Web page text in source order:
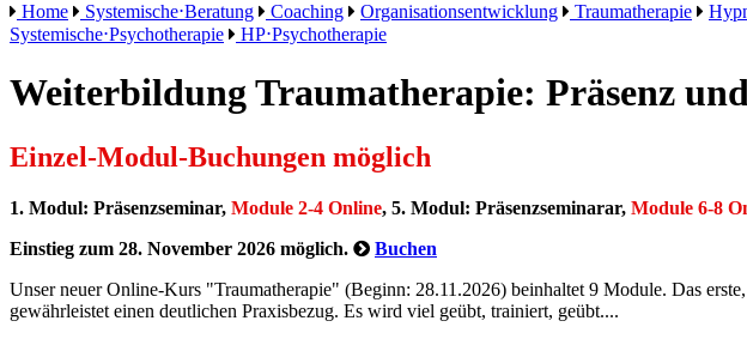
Home
Systemische⋅Beratung Coaching Organisationsentwicklung Traumatherapie
Systemische⋅Psychotherapie
HP⋅Psychotherapie
Weiterbildung Traumatherapie: Präsenz
Einzel-Modul-Buchungen möglich
1. Modul: Präsenzseminar, Module 2-4 Online, 5. Modul: Präsenzseminarar, Module 6-8
Einstieg zum 28. November 2026 möglich.
Buchen
Unser neuer Online-Kurs "Traumatherapie" (Beginn: 28.11.2026) beinhaltet 9 Module. Das
gewährleistet einen deutlichen Praxisbezug. Es wird viel geübt, trainiert, geübt....